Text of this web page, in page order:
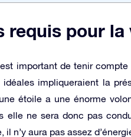
requis pour la
important de tenir
impliqueraient la
étoile a une énorme
elle ne sera donc pas
il n’y aura pas assez